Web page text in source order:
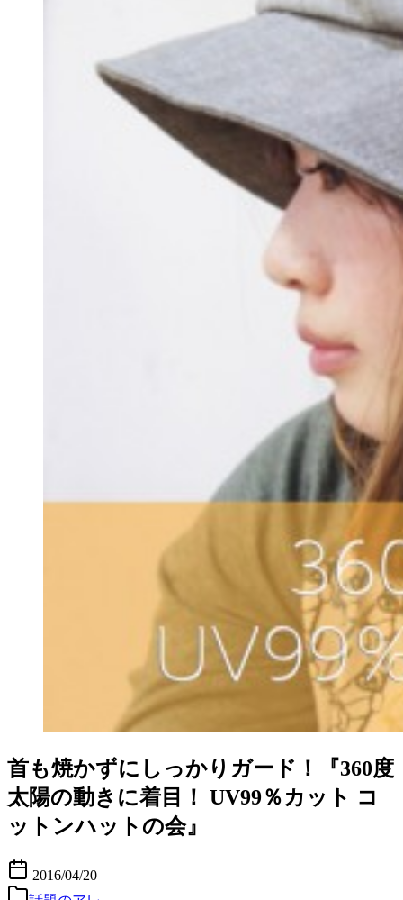
首も焼かずにしっかりガード！『360度
太陽の動きに着目！ UV99％カット コ
ットンハットの会』
2016/04/20